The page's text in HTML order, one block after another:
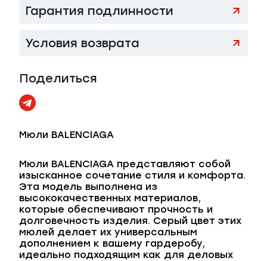
Гарантия подлинности
Условия возврата
Поделиться
Мюли BALENCIAGA
Мюли BALENCIAGA представляют собой
изысканное сочетание стиля и комфорта.
Эта модель выполнена из
высококачественных материалов,
которые обеспечивают прочность и
долговечность изделия. Серый цвет этих
мюлей делает их универсальным
дополнением к вашему гардеробу,
идеально подходящим как для деловых